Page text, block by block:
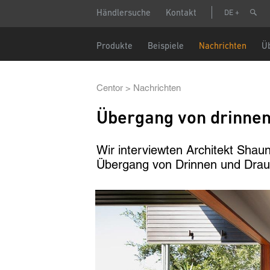
Header
Händlersuche Kontakt DE
Main
navigation
Produkte Beispiele Nachrichten
Pfadnavigation
Centor Nachrichten
Übergang von
Wir interviewten Architekt
Übergang von Drinnen und
Bild
Vor-/
Email
Land